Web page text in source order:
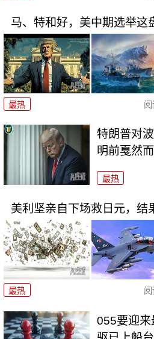
马、特和好，美中期选举这
最热
特朗普对
明前戛然而
最热
美利坚亲自下场救日元，结
最热
055要迎来